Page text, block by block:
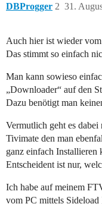
DBProgger 31.
2
Auch hier ist wieder
Das stimmt so einfach
Man kann sowieso
„Downloader“ auf den
Dazu benötigt man
Vermutlich geht es
Tivimate den man
ganz einfach Installieren
Entscheident ist nur,
Ich habe auf meinem
vom PC mittels Sideload